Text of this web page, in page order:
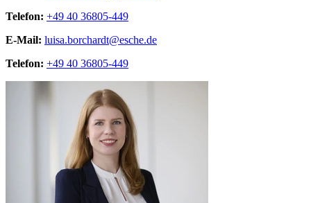
Telefon: +49 40 36805-449
E-Mail: luisa.borchardt@esche.de
Telefon: +49 40 36805-449